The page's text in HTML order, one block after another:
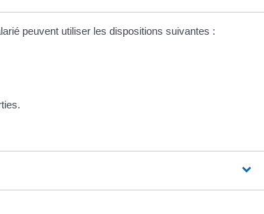
peuvent utiliser les dispositions suivantes :